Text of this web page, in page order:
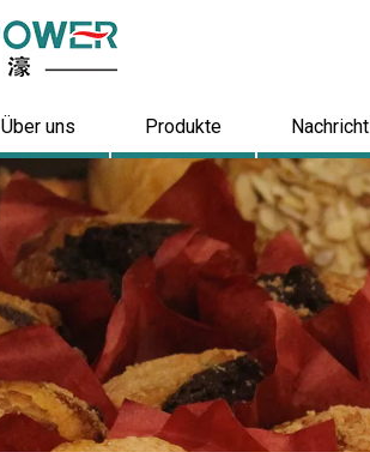
Über uns Produkte Nachricht